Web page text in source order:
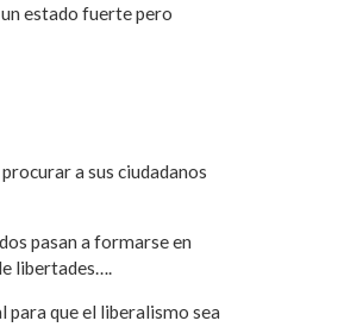
estado fuerte pero
a sus ciudadanos
pasan a formarse en
libertades….
para que el liberalismo sea